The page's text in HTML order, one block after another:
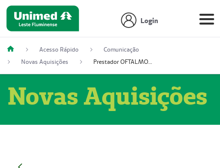
Login
Acesso Rápido
Comunicação
Novas Aquisições
Prestador OFTALMOCLÍNICA SÃO GONÇALO (55004164-2)
Novas Aquisições